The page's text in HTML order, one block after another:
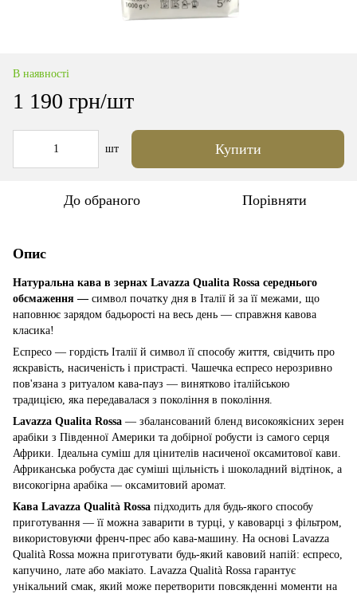
В наявності
1 190 грн/шт
шт Купити
До обраного Порівняти
Опис
Натуральна кава в зернах Lavazza Qualita Rossa середнього
обсмаження — символ початку дня в Італії й за її межами, що
наповнює зарядом бадьорості на весь день — справжня кавова
класика!
Еспресо — гордість Італії й символ її способу життя, свідчить про
яскравість, насиченість і пристрасті. Чашечка еспресо нерозривно
пов'язана з ритуалом кава-пауз — винятково італійською
традицією, яка передавалася з покоління в покоління.
Lavazza Qualita Rossa — збалансований бленд високоякісних зерен
арабіки з Південної Америки та добірної робусти із самого серця
Африки. Ідеальна суміш для цінителів насиченої оксамитової кави.
Африканська робуста дає суміші щільність і шоколадний відтінок, а
високогірна арабіка — оксамитовий аромат.
Кава Lavazza Qualità Rossa підходить для будь-якого способу
приготування — її можна заварити в турці, у кавоварці з фільтром,
використовуючи френч-прес або кава-машину. На основі Lavazza
Qualità Rossa можна приготувати будь-який кавовий напій: еспресо,
капучино, лате або макіато. Lavazza Qualità Rossa гарантує
унікальний смак, який може перетворити повсякденні моменти на